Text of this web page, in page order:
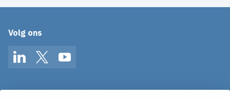
Volg ons
LinkedInTwitterYouTube